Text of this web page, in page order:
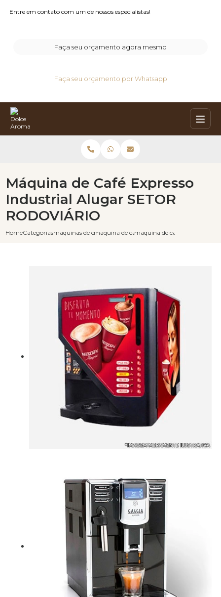
Entre em contato com um de nossos especialistas!
Faça seu orçamento agora mesmo
Faça seu orçamento por Whatsapp
HomeCategoriasmaquinas de cafe expressomaquina de cafe expresso graos
maquina de cafe expresso
Máquina de Café Expresso
Industrial Alugar SETOR
RODOVIÁRIO